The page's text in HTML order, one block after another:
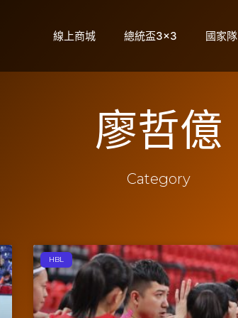
線上商城 總統盃3×3 國家隊
廖哲億
Category
HBL